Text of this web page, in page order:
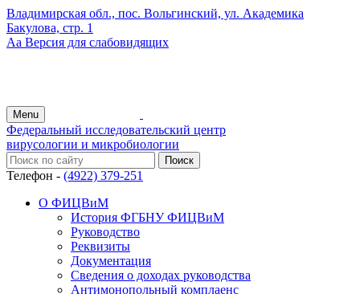
Владимирская обл., пос. Вольгинский, ул. Академика
Бакулова, стр. 1
Аа Версия для слабовидящих
Menu
Федеральный исследовательский центр
вирусологии и микробиологии
Телефон - (4922) 379-251
О ФИЦВиМ
История ФГБНУ ФИЦВиМ
Руководство
Реквизиты
Документация
Сведения о доходах руководства
Антимонопольный комплаенс